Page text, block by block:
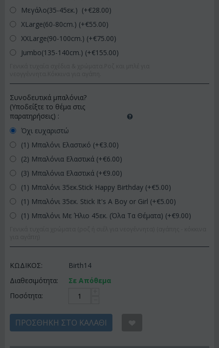
Μεγάλο(35-45εκ.) (+€28.00)
XLarge(60-80cm.) (+€55.00)
XXLarge(90-100cm.) (+€75.00)
Jumbo(135-140cm.) (+€155.00)
Συνοδευτικά μπαλόνια?
(Υποδείξτε το θέμα στις
παρατηρήσεις) :
Όχι ευχαριστώ
(1) Μπαλόνι Ελαστικό (+€3.00)
(2) Μπαλόνια Ελαστικά (+€6.00)
(3) Μπαλόνια Ελαστικά (+€9.00)
(1) Μπαλόνι 35εκ.Stick Happy Birthday (+€5.00)
(1) Μπαλόνι 35εκ. Stick It's A Boy or Girl (+€5.00)
(1) Μπαλόνι Με Ήλιο 45εκ. (Όλα Τα Θέματα) (+€9.00)
ΚΩΔΙΚΟΣ:
Birth14
Διαθεσιμότητα:
Σε Απόθεμα
Ποσότητα:
ΠΡΟΣΘΉΚΗ ΣΤΟ ΚΑΛΆΘΙ